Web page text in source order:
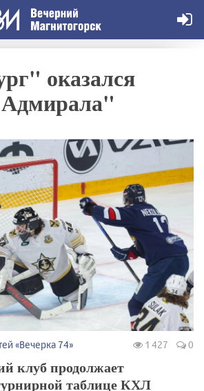
оказался
«Вечерка 74» 1 427 0
клуб продолжает
таблице КХЛ